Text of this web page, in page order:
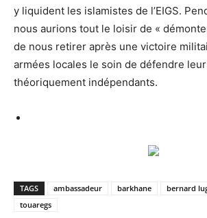
y liquident les islamistes de l’EIGS.
nous aurions tout le loisir de «
de nous retirer après une victoire
armées locales le soin de défendre
théoriquement indépendants.
TAGS ambassadeur barkhane bernard
touaregs